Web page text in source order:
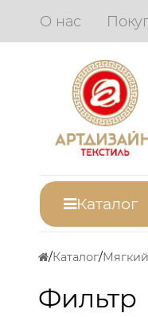
О нас
Каталог
Каталог
Фильтр